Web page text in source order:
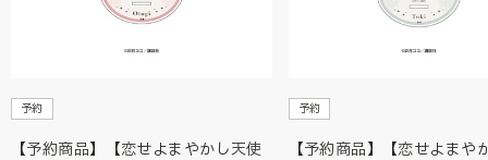
予約
【予約商品】【恋せよまやかし天使
予約
【予約商品】【恋せよまや